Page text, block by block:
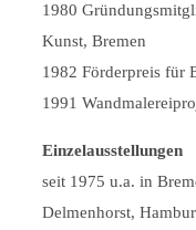
1980
Kunst, Bremen
1982 Förderpreis für
1991
Einzelausstellungen
seit 1975 u.a. in
Delmenhorst,